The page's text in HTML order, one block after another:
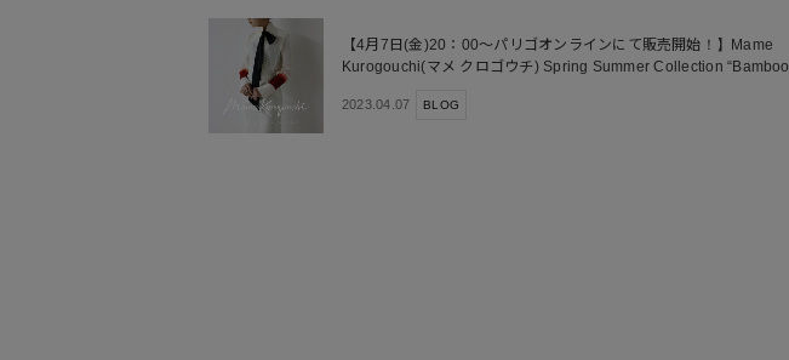
【4月7日(金)20：00～パリゴオンラインにて販売開始！】Mame
Kurogouchi(マメ クロゴウチ) Spring Summer Collection “Bamboo
2023.04.07 BLOG